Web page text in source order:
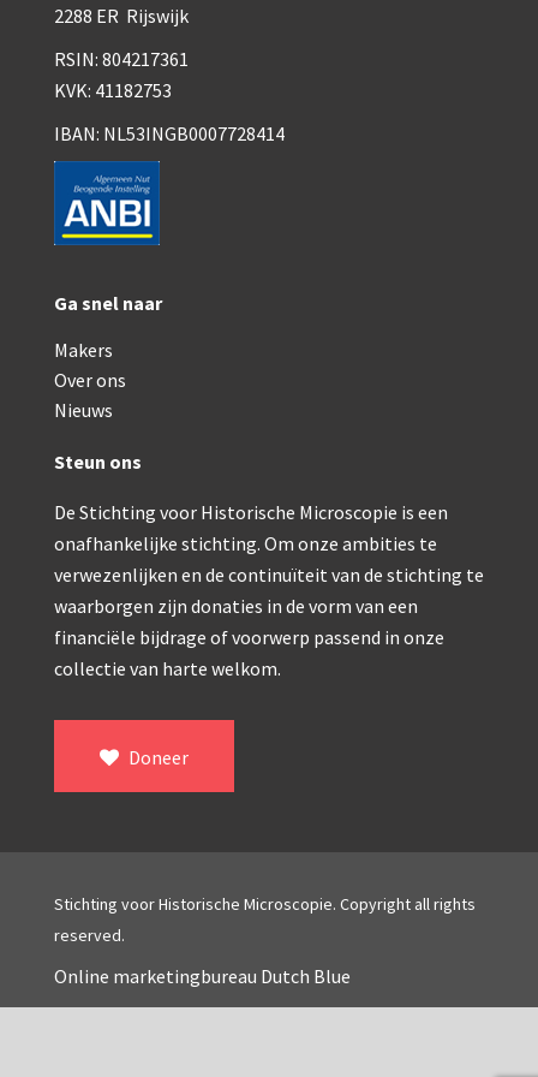
Smith, Beck & Beck, ‘Lister limb’ (1857)
Beck & Beck, ‘popular microscope’ (ca.
Ongesigneerd, Engels (1860-1880)
Nachet, ‘plus simple’ (1862-1880)
Beck & Beck, ‘popular microscope’ (1867)
Bianchi, trommelmicroscoop (1869-1873)
Double pillar, Frans (1870-1900)
Zeiss, statief IX (ca. 1890)
Seibert, ‘Stativ 3’ (1895-1900)
Watson & Sons, No. 1 ‘Van Heurck’ (ca. 1900)
Meopta, ‘veld’microscoop (1965-1980)
2288 ER Rijswijk
RSIN: 804217361
KVK: 41182753
IBAN: NL53INGB0007728414
Ga snel naar
Makers
Over ons
Nieuws
Steun ons
De Stichting voor Historische Microscopie is een
onafhankelijke stichting. Om onze ambities te
verwezenlijken en de continuïteit van de stichting te
waarborgen zijn donaties in de vorm van een
financiële bijdrage of voorwerp passend in onze
collectie van harte welkom.
Doneer
Stichting voor Historische Microscopie. Copyright all rights
reserved.
Online marketingbureau Dutch Blue